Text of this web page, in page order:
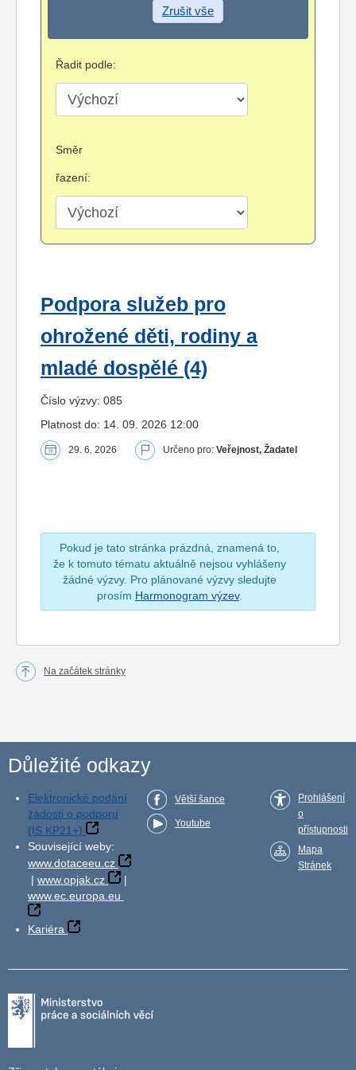
Zrušit vše
Řadit podle:
Směr
řazení:
Podpora služeb pro
ohrožené děti, rodiny a
mladé dospělé (4)
Číslo výzvy: 085
Platnost do: 14. 09. 2026 12:00
29. 6. 2026 Určeno pro: Veřejnost, Žadatel
Pokud je tato stránka prázdná, znamená to,
že k tomuto tématu aktuálně nejsou vyhlášeny
žádné výzvy. Pro plánované výzvy sledujte
prosím Harmonogram výzev.
Na začátek stránky
Důležité odkazy
Elektronické podání
žádosti o podporu
(IS KP21+)
Související weby:
www.dotaceeu.cz
| www.opjak.cz
|
www.ec.europa.eu
Kariéra
Větší šance
Youtube
Prohlášení
o
přístupnosti
Mapa
Stránek